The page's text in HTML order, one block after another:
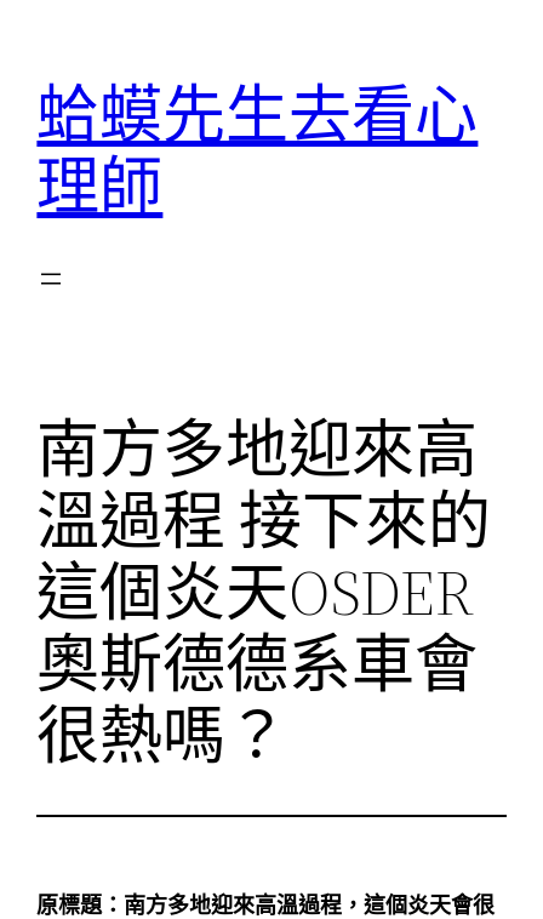
蛤蟆先生去看心
理師
南方多地迎來高
溫過程 接下來的
這個炎天OSDER
奧斯德德系車會
很熱嗎？
原標題：南方多地迎來高溫過程，這個炎天會很